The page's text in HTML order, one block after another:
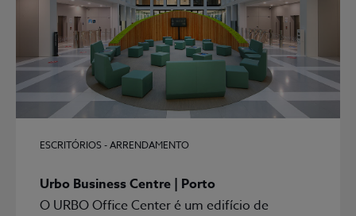
ESCRITÓRIOS - ARRENDAMENTO
Urbo Business Centre | Porto
O URBO Office Center é um edifício de